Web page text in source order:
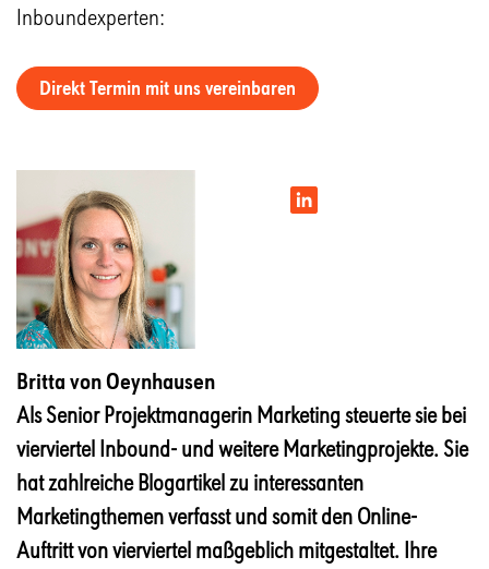
Inboundexperten:
Direkt Termin mit uns vereinbaren
Britta von Oeynhausen
Als Senior Projektmanagerin Marketing steuerte sie bei
vierviertel Inbound- und weitere Marketingprojekte. Sie
hat zahlreiche Blogartikel zu interessanten
Marketingthemen verfasst und somit den Online-
Auftritt von vierviertel maßgeblich mitgestaltet. Ihre